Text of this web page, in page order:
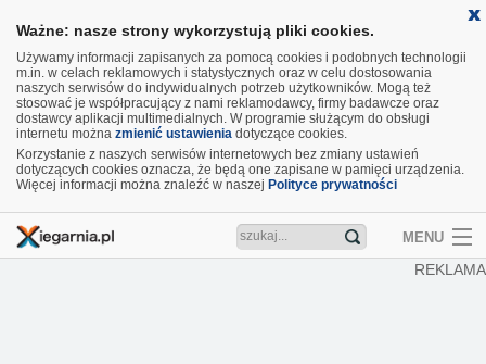
Ważne: nasze strony wykorzystują pliki cookies.
Używamy informacji zapisanych za pomocą cookies i podobnych technologii
m.in. w celach reklamowych i statystycznych oraz w celu dostosowania
naszych serwisów do indywidualnych potrzeb użytkowników. Mogą też
stosować je współpracujący z nami reklamodawcy, firmy badawcze oraz
dostawcy aplikacji multimedialnych. W programie służącym do obsługi
internetu można zmienić ustawienia dotyczące cookies.
Korzystanie z naszych serwisów internetowych bez zmiany ustawień
dotyczących cookies oznacza, że będą one zapisane w pamięci urządzenia.
Więcej informacji można znaleźć w naszej Polityce prywatności
MENU
REKLAMA